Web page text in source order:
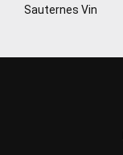
Sauternes Vin